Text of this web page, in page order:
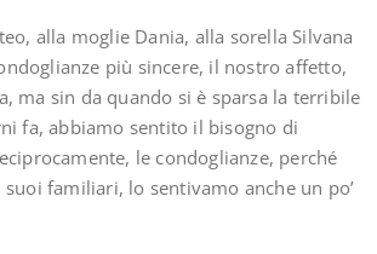
alla moglie Dania, alla sorella Silvana
più sincere, il nostro affetto,
ma sin da quando si è sparsa la terribile
fa, abbiamo sentito il bisogno di
le condoglianze, perché
familiari, lo sentivamo anche un po’